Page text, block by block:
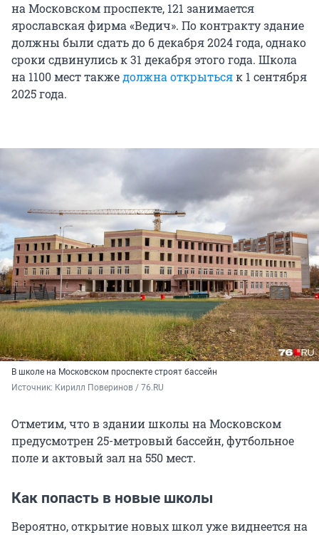
на Московском проспекте, 121 занимается
ярославская фирма «Ведич». По контракту здание
должны были сдать до 6 декабря 2024 года, однако
сроки сдвинулись к 31 декабря этого года. Школа
на 1100 мест такжедолжна открытьсяк 1 сентября
2025 года.
В школе на Московском проспекте строят бассейн
Источник: Кирилл Поверинов / 76.RU
Отметим, что в здании школы на Московском
предусмотрен 25-метровый бассейн, футбольное
поле и актовый зал на 550 мест.
Как попасть в новые школы
Вероятно, открытие новых школ уже виднеется на